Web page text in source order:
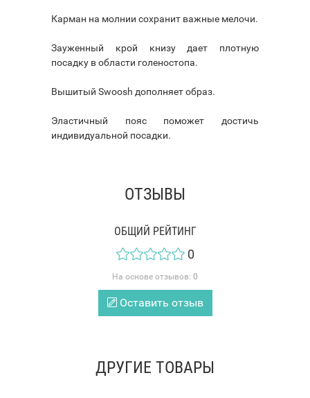
Карман на молнии сохранит важные мелочи.
Зауженный крой книзу дает плотную
посадку в области голеностопа.
Вышитый Swoosh дополняет образ.
Эластичный пояс поможет достичь
индивидуальной посадки.
ОТЗЫВЫ
ОБЩИЙ РЕЙТИНГ
0
На основе отзывов: 0
Оставить отзыв
ДРУГИЕ ТОВАРЫ